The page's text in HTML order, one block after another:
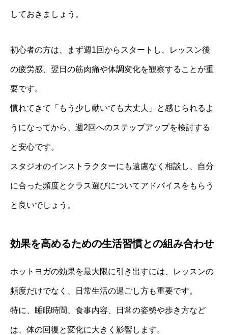
しておきましょう。
初心者の方は、まず週1回からスタートし、レッスン後
の疲労感、翌日の筋肉痛や体調変化を観察することが重
要です。
慣れてきて「もう少し動いても大丈夫」と感じられるよ
うになってから、週2回へのステップアップを検討する
と安心です。
スタジオのインストラクターにも遠慮なく相談し、自分
に合った頻度とクラス選びについてアドバイスをもらう
と良いでしょう。
効果を高めるための生活習慣との組み合わせ
ホットヨガの効果を最大限に引き出すには、レッスンの
頻度だけでなく、日常生活の過ごし方も重要です。
特に、睡眠時間、食事内容、日常の姿勢や歩き方など
は、体の回復と変化に大きく影響します。